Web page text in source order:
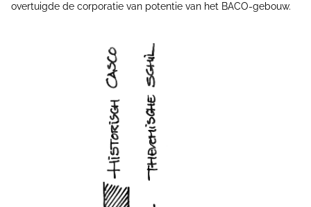
overtuigde de corporatie van potentie van het BACO-gebouw.